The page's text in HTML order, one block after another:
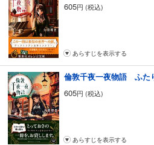
605円 (税込)
あらすじを表示する
倫敦千夜一夜物語 ふた
605円 (税込)
あらすじを表示する